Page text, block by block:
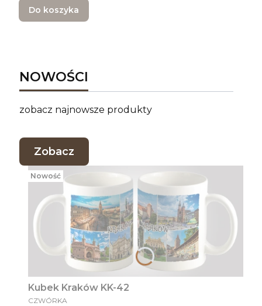
Do koszyka
NOWOŚCI
zobacz najnowsze produkty
Zobacz
Nowość
Kubek Kraków KK-42
PRODUCENT
CZWÓRKA